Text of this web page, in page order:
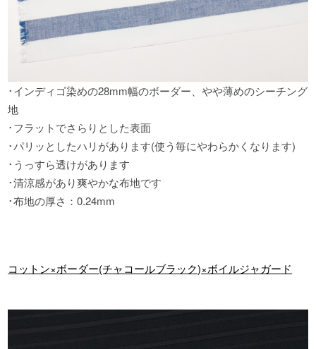
･インディゴ染めの28mm幅のボーダー、やや薄めのシーチング
地
･フラットでさらりとした表面
･パリッとしたハリがあります(使う毎にやわらかくなります)
･うっすら透けがあります
･清涼感があり爽やかな布地です
･布地の厚さ ：0.24mm
コットン×ボーダー(チャコールブラック)×ボイルジャガード